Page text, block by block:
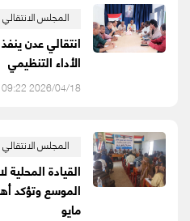
المجلس الانتقالي
انتقالي عدن
الأداء التنظيمي
2026/04/18 09:22 م
المجلس الانتقالي
القيادة المحلية
مايو